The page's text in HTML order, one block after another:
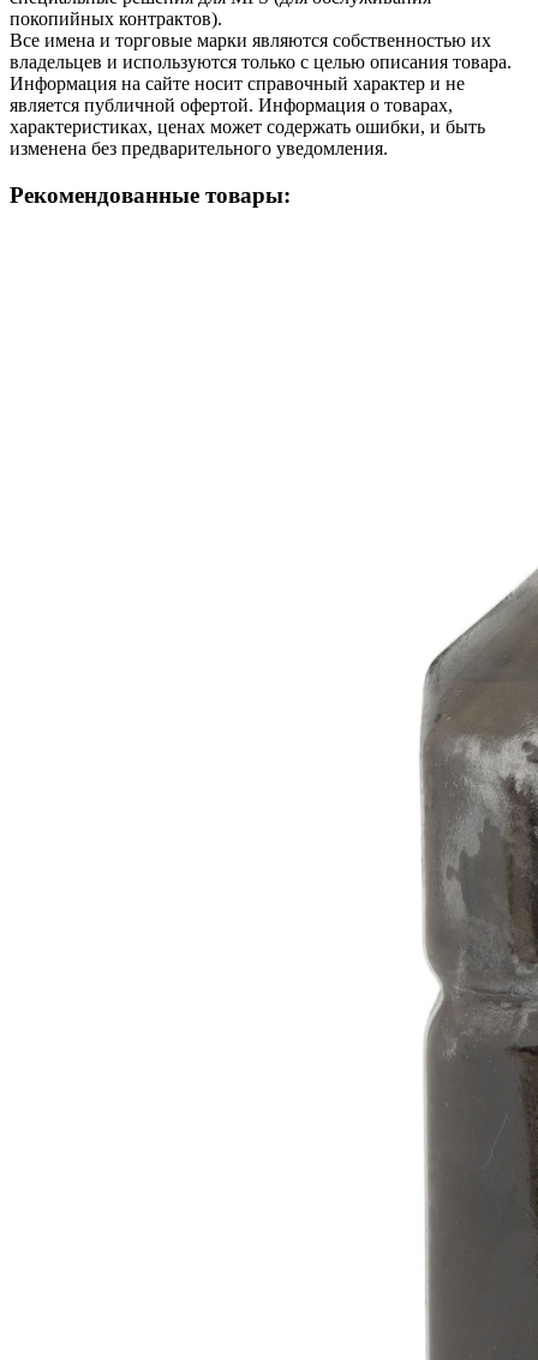
покопийных контрактов).
Все имена и торговые марки являются собственностью их
владельцев и используются только с целью описания товара.
Информация на сайте носит справочный характер и не
является публичной офертой. Информация о товарах,
характеристиках, ценах может содержать ошибки, и быть
изменена без предварительного уведомления.
Рекомендованные товары: